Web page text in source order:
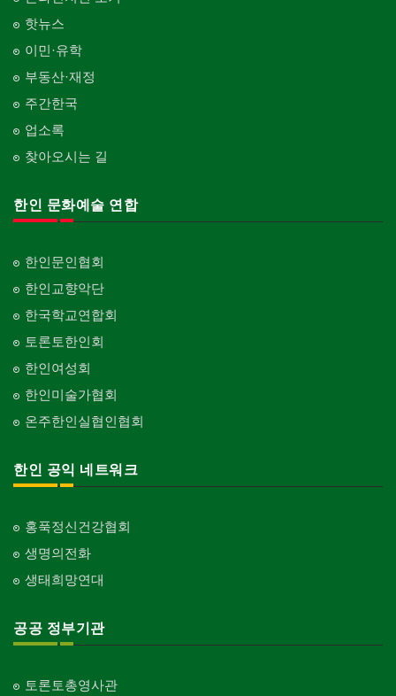
핫뉴스
이민·유학
부동산·재정
주간한국
업소록
찾아오시는 길
한인 문화예술 연합
한인문인협회
한인교향악단
한국학교연합회
토론토한인회
한인여성회
한인미술가협회
온주한인실협인협회
한인 공익 네트워크
홍푹정신건강협회
생명의전화
생태희망연대
공공 정부기관
토론토총영사관